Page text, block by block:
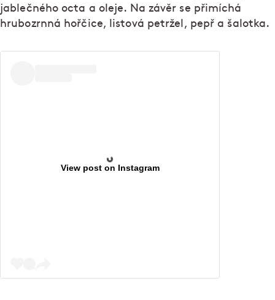
jablečného octa a oleje. Na závěr se přimíchá
hrubozrnná hořčice, listová petržel, pepř a šalotka.
View post on Instagram